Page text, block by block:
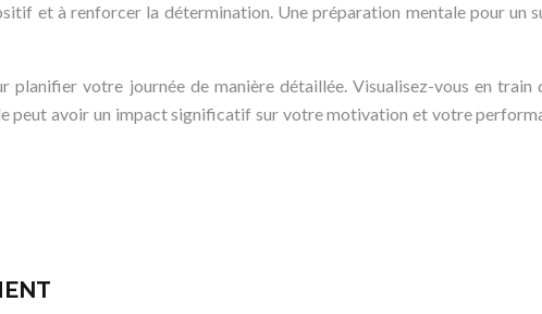
et à renforcer la détermination. Une préparation mentale pour un
votre journée de manière détaillée. Visualisez-vous en train
peut avoir un impact significatif sur votre motivation et votre